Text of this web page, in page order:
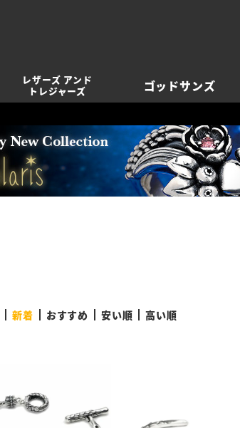
レザーズ アンド
トレジャーズ
ゴッドサンズ
新着 おすすめ 安い順 高い順